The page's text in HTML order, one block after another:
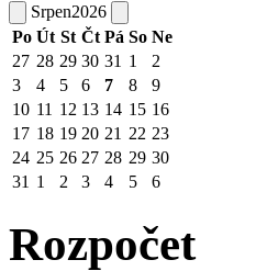
Srpen2026
Po Út St Čt Pá So Ne
27 28 29 30 31 1
2
3
4 5 6 7 8
9
10 11 12 13 14 15 16
17 18 19 20 21 22 23
24 25 26 27 28 29 30
31 1 2 3 4 5 6
Rozpočet